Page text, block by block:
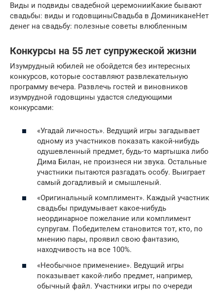
Виды и подвиды свадебной церемонииКакие бывают
свадьбы: виды и годовщиныСвадьба в ДоминиканеНет
денег на свадьбу: полезные советы влюбленным
Конкурсы на 55 лет супружеской жизни
Изумрудный юбилей не обойдется без интересных
конкурсов, которые составляют развлекательную
программу вечера. Развлечь гостей и виновников
изумрудной годовщины удастся следующими
конкурсами:
«Угадай личность». Ведущий игры загадывает
одному из участников показать какой-нибудь
одушевленный предмет, будь-то мартышка либо
Дима Билан, не произнеся ни звука. Остальные
участники пытаются разгадать особу. Выиграет
самый догадливый и смышленый.
«Оригинальный комплимент». Каждый участник
свадьбы придумывает какое-нибудь
неординарное пожелание или комплимент
супругам. Победителем становится тот, кто, по
мнению пары, проявил свою фантазию,
находчивость на все 100%.
«Необычное применение». Ведущий игры
показывает какой-либо предмет, например,
обычный файл. Участники игры по очереди